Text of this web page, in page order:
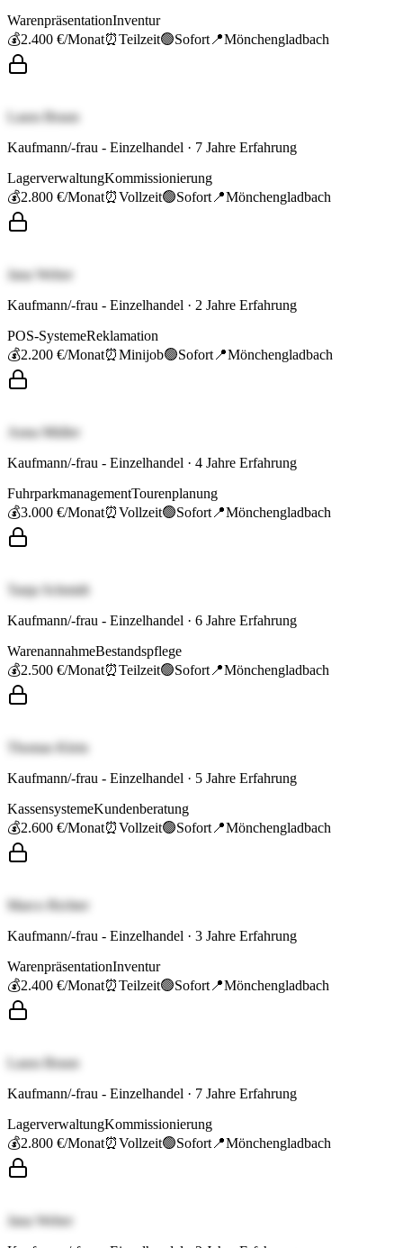
WarenpräsentationInventur
💰2.400 €/Monat⏰Teilzeit🟢Sofort 📍Mönchengladbach
Laura Braun
Kaufmann/-frau - Einzelhandel · 7 Jahre Erfahrung
LagerverwaltungKommissionierung
💰2.800 €/Monat⏰Vollzeit🟢Sofort 📍Mönchengladbach
Jana Weber
Kaufmann/-frau - Einzelhandel · 2 Jahre Erfahrung
POS-SystemeReklamation
💰2.200 €/Monat⏰Minijob🟢Sofort 📍Mönchengladbach
Anna Müller
Kaufmann/-frau - Einzelhandel · 4 Jahre Erfahrung
FuhrparkmanagementTourenplanung
💰3.000 €/Monat⏰Vollzeit🟢Sofort 📍Mönchengladbach
Tanja Schmidt
Kaufmann/-frau - Einzelhandel · 6 Jahre Erfahrung
WarenannahmeBestandspflege
💰2.500 €/Monat⏰Teilzeit🟢Sofort 📍Mönchengladbach
Thomas Klein
Kaufmann/-frau - Einzelhandel · 5 Jahre Erfahrung
KassensystemeKundenberatung
💰2.600 €/Monat⏰Vollzeit🟢Sofort 📍Mönchengladbach
Marco Richter
Kaufmann/-frau - Einzelhandel · 3 Jahre Erfahrung
WarenpräsentationInventur
💰2.400 €/Monat⏰Teilzeit🟢Sofort 📍Mönchengladbach
Laura Braun
Kaufmann/-frau - Einzelhandel · 7 Jahre Erfahrung
LagerverwaltungKommissionierung
💰2.800 €/Monat⏰Vollzeit🟢Sofort 📍Mönchengladbach
Jana Weber